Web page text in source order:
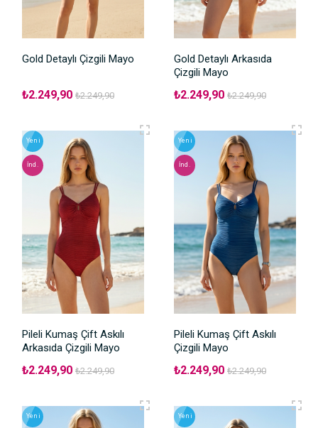
Gold Detaylı Çizgili Mayo
₺2.249,90 ₺2.249,90
Gold Detaylı Arkasıda
Çizgili Mayo
₺2.249,90 ₺2.249,90
Yeni
İnd.
Pileli Kumaş Çift Askılı
Arkasıda Çizgili Mayo
₺2.249,90 ₺2.249,90
Yeni
İnd.
Pileli Kumaş Çift Askılı
Çizgili Mayo
₺2.249,90 ₺2.249,90
Yeni Yeni